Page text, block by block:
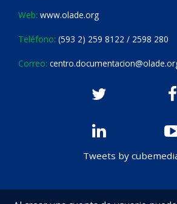
Web: www.olade.org
Teléfono: (593 2) 259 8122 / 2598 280
Correo:
Tweets by